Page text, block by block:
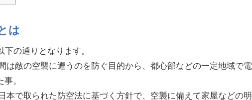
は
下の通りとなります。
は敵の空襲に遭うのを防ぐ目的から、都心部などの一定地域で電
。
本で取られた防空法に基づく方針で、空襲に備えて家屋などの明